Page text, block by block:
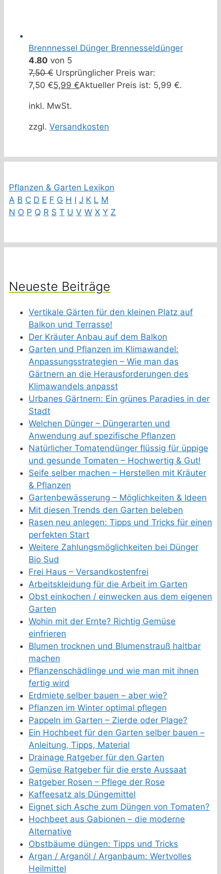
Brennnessel Dünger Brennesseldünger
4.80 von 5
7,50€ Ursprünglicher Preis war:
7,50 €5,99 €Aktueller Preis ist: 5,99 €.
inkl. MwSt.
zzgl. Versandkosten
Pflanzen & Garten Lexikon
A B C D E F G H I J K L M
N O P Q R S T U V W X Y Z
Neueste Beiträge
Vertikale Gärten für den kleinen Platz auf
Balkon und Terrasse!
Der Kräuter Anbau auf dem Balkon
Garten und Pflanzen im Klimawandel:
Anpassungsstrategien – Wie man das
Gärtnern an die Herausforderungen des
Klimawandels anpasst
Urbanes Gärtnern: Ein grünes Paradies in der
Stadt
Welchen Dünger – Düngerarten und
Anwendung auf spezifische Pflanzen
Natürlicher Tomatendünger flüssig für üppige
und gesunde Tomaten – Hochwertig & Gut!
Seife selber machen – Herstellen mit Kräuter
& Pflanzen
Gartenbewässerung – Möglichkeiten & Ideen
Mit diesen Trends den Garten beleben
Rasen neu anlegen: Tipps und Tricks für einen
perfekten Start
Weitere Zahlungsmöglichkeiten bei Dünger
Bio Sud
Frei Haus – Versandkostenfrei
Arbeitskleidung für die Arbeit im Garten
Obst einkochen / einwecken aus dem eigenen
Garten
Wohin mit der Ernte? Richtig Gemüse
einfrieren
Blumen trocknen und Blumenstrauß haltbar
machen
Pflanzenschädlinge und wie man mit ihnen
fertig wird
Erdmiete selber bauen – aber wie?
Pflanzen im Winter optimal pflegen
Pappeln im Garten – Zierde oder Plage?
Ein Hochbeet für den Garten selber bauen –
Anleitung, Tipps, Material
Drainage Ratgeber für den Garten
Gemüse Ratgeber für die erste Aussaat
Ratgeber Rosen – Pflege der Rose
Kaffeesatz als Düngemittel
Eignet sich Asche zum Düngen von Tomaten?
Hochbeet aus Gabionen – die moderne
Alternative
Obstbäume düngen: Tipps und Tricks
Argan / Arganöl / Arganbaum: Wertvolles
Heilmittel